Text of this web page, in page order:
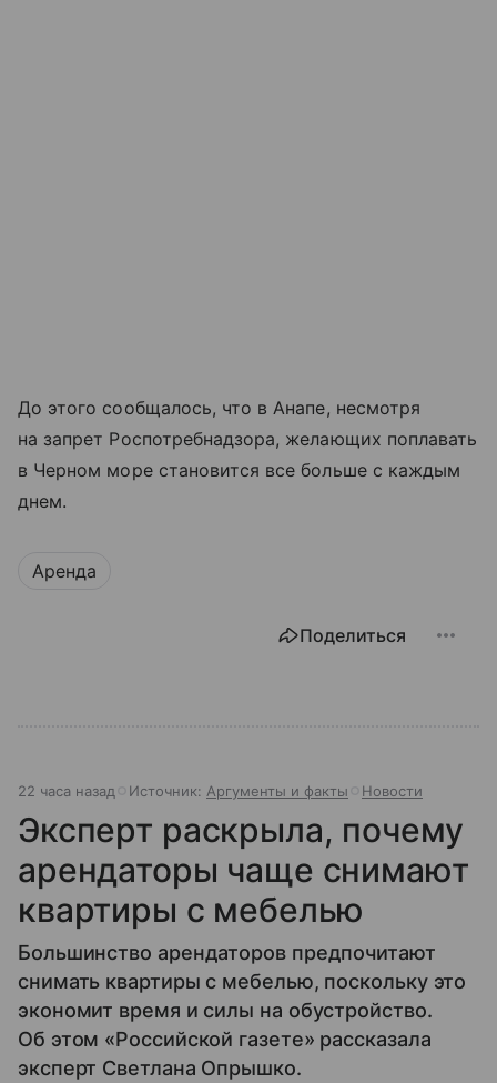
До этого сообщалось, что в Анапе, несмотря
на запрет Роспотребнадзора, желающих поплавать
в Черном море становится все больше с каждым
днем.
Аренда
Поделиться
22 часа назад Источник: Аргументы и факты Новости
Эксперт раскрыла, почему
арендаторы чаще снимают
квартиры с мебелью
Большинство арендаторов предпочитают
снимать квартиры с мебелью, поскольку это
экономит время и силы на обустройство.
Об этом «Российской газете» рассказала
эксперт Светлана Опрышко.